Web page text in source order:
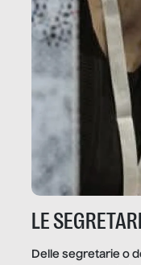
LE
Delle segretarie o